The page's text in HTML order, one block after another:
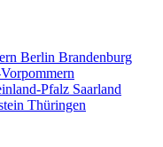
Berlin Brandenburg
Pfalz Saarland
Thüringen